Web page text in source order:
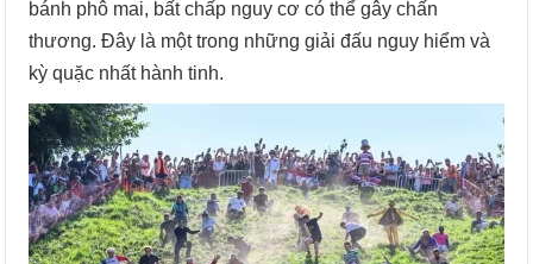
bánh phô mai, bất chấp nguy cơ có thể gây chấn
thương. Đây là một trong những giải đấu nguy hiểm và
kỳ quặc nhất hành tinh.